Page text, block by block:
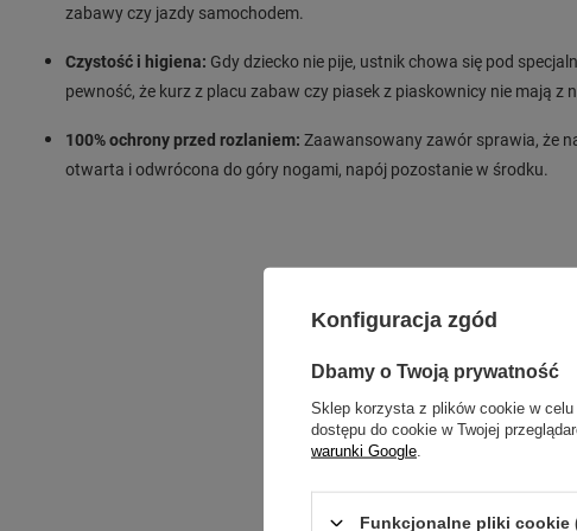
zabawy czy jazdy samochodem.
Czystość i higiena: Gdy dziecko nie pije, ustnik chowa się pod
pewność, że kurz z placu zabaw czy piasek z piaskownicy nie mają z
100% ochrony przed rozlaniem: Zaawansowany zawór sprawia, że
otwarta i odwrócona do góry nogami, napój pozostanie w środku.
Konfiguracja zgód
Dbamy o Twoją prywatność
Sklep korzysta z plików cookie w celu
dostępu do cookie w Twojej
warunki Google
Funkcjonalne pliki cookie